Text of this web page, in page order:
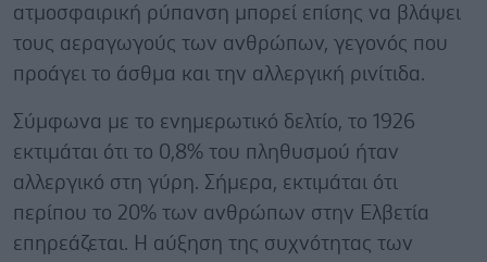
ατμοσφαιρική ρύπανση μπορεί επίσης να βλάψει
τους αεραγωγούς των ανθρώπων, γεγονός που
προάγει το άσθμα και την αλλεργική ρινίτιδα.
Σύμφωνα με το ενημερωτικό δελτίο, το 1926
εκτιμάται ότι το 0,8% του πληθυσμού ήταν
αλλεργικό στη γύρη. Σήμερα, εκτιμάται ότι
περίπου το 20% των ανθρώπων στην Ελβετία
επηρεάζεται. Η αύξηση της συχνότητας των